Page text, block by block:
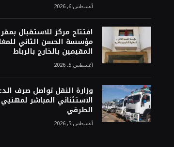
أغسطس 6, 2026
افتتاح مركز للاستقبال بمقر
مؤسسة الحسن الثاني
المقيمين بالخارج بالرباط
أغسطس 5, 2026
وزارة النقل تواصل صرف
الاستثنائي المباشر
الطرقي
أغسطس 5, 2026